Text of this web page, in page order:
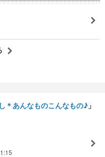
＊あんなものこんなもの♪ 」